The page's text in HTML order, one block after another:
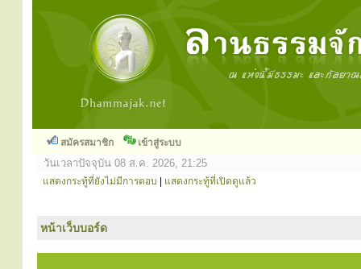
สมัครสมาชิก เข้าสู่ระบบ
วันเวลาปัจจุบัน 08 ส.ค. 2026, 21:25
แสดงกระทู้ที่ยังไม่มีการตอบ แสดงกระทู้ที่เปิดดูแล้ว
หน้าเว็บบอร์ด